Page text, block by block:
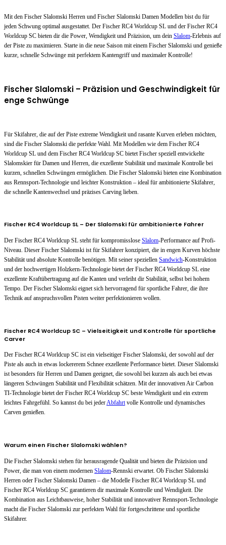
Mit den Fischer Slalomski Herren und Fischer Slalomski Damen Modellen bist du für
jeden Schwung optimal ausgestattet. Der Fischer RC4 Worldcup SL und der Fischer RC4
Worldcup SC bieten dir die Power, Wendigkeit und Präzision, um dein Slalom-Erlebnis auf
der Piste zu maximieren. Starte in die neue Saison mit einem Fischer Slalomski und genieße
kurze, schnelle Schwünge mit perfektem Kantengriff und maximaler Kontrolle!
Fischer Slalomski – Präzision und Geschwindigkeit für
enge Schwünge
Für Skifahrer, die auf der Piste extreme Wendigkeit und rasante Kurven erleben möchten,
sind die Fischer Slalomski die perfekte Wahl. Mit Modellen wie dem Fischer RC4
Worldcup SL und dem Fischer RC4 Worldcup SC bietet Fischer speziell entwickelte
Slalomskier für Damen und Herren, die exzellente Stabilität und maximale Kontrolle bei
kurzen, schnellen Schwüngen ermöglichen. Die Fischer Slalomski bieten eine Kombination
aus Rennsport-Technologie und leichter Konstruktion – ideal für ambitionierte Skifahrer,
die schnelle Kantenwechsel und präzises Carving lieben.
Fischer RC4 Worldcup SL – Der Slalomski für ambitionierte Fahrer
Der Fischer RC4 Worldcup SL steht für kompromisslose Slalom-Performance auf Profi-
Niveau. Dieser Fischer Slalomski ist für Skifahrer konzipiert, die in engen Kurven höchste
Stabilität und absolute Kontrolle benötigen. Mit seiner speziellen Sandwich-Konstruktion
und der hochwertigen Holzkern-Technologie bietet der Fischer RC4 Worldcup SL eine
exzellente Kraftübertragung auf die Kanten und verleiht dir Stabilität, selbst bei hohem
Tempo. Der Fischer Slalomski eignet sich hervorragend für sportliche Fahrer, die ihre
Technik auf anspruchsvollen Pisten weiter perfektionieren wollen.
Fischer RC4 Worldcup SC – Vielseitigkeit und Kontrolle für sportliche
Carver
Der Fischer RC4 Worldcup SC ist ein vielseitiger Fischer Slalomski, der sowohl auf der
Piste als auch in etwas lockererem Schnee exzellente Performance bietet. Dieser Slalomski
ist besonders für Herren und Damen geeignet, die sowohl bei kurzen als auch bei etwas
längeren Schwüngen Stabilität und Flexibilität schätzen. Mit der innovativen Air Carbon
TI-Technologie bietet der Fischer RC4 Worldcup SC beste Wendigkeit und ein extrem
leichtes Fahrgefühl. So kannst du bei jederAbfahrtvolle Kontrolle und dynamisches
Carven genießen.
Warum einen Fischer Slalomski wählen?
Die Fischer Slalomski stehen für herausragende Qualität und bieten die Präzision und
Power, die man von einem modernen Slalom-Rennski erwartet. Ob Fischer Slalomski
Herren oder Fischer Slalomski Damen – die Modelle Fischer RC4 Worldcup SL und
Fischer RC4 Worldcup SC garantieren dir maximale Kontrolle und Wendigkeit. Die
Kombination aus Leichtbauweise, hoher Stabilität und innovativer Rennsport-Technologie
macht die Fischer Slalomski zur perfekten Wahl für fortgeschrittene und sportliche
Skifahrer.